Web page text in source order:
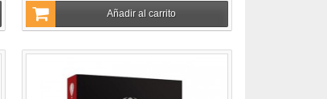
Añadir al carrito